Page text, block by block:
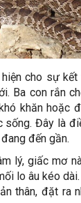
cho sự
Ba con rắn
khăn hoặc
sống. Đây là
đến gần.
lý, giấc mơ
lo âu kéo
thân, đặt ra